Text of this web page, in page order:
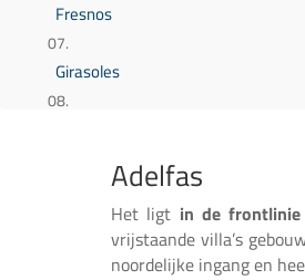
Fresnos
Girasoles
Jazmines
Kalmias
Adelfas
Het ligt in de
vrijstaande villa’s
noordelijke ingang en